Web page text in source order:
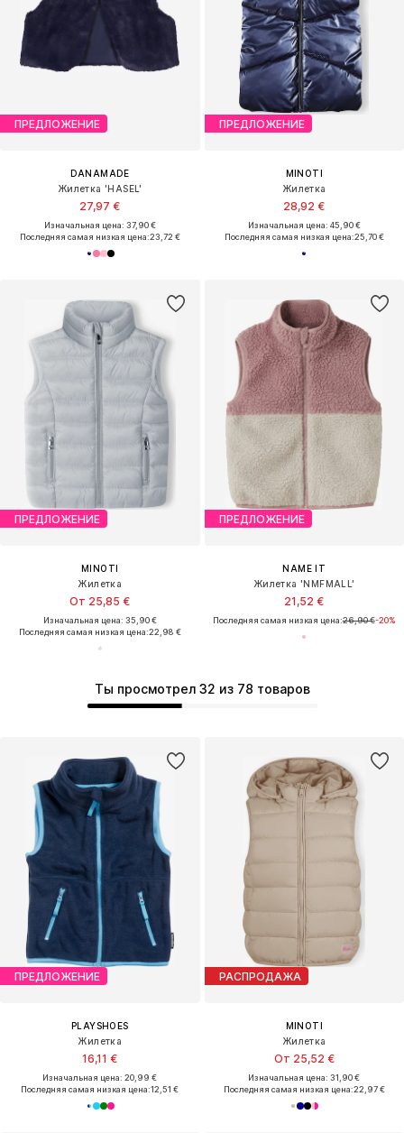
ПРЕДЛОЖЕНИЕ
DANAMADE
Жилетка 'HASEL'
27,97 €
Изначальная цена: 37,90 €
Последняя самая низкая цена:23,72 €
ПРЕДЛОЖЕНИЕ
MINOTI
Жилетка
28,92 €
Изначальная цена: 45,90 €
Последняя самая низкая цена:25,70 €
ПРЕДЛОЖЕНИЕ
MINOTI
Жилетка
От 25,85 €
Изначальная цена: 35,90 €
Последняя самая низкая цена:22,98 €
ПРЕДЛОЖЕНИЕ
NAME IT
Жилетка 'NMFMALL'
21,52 €
Последняя самая низкая цена:26,90 €-20%
ПРЕДЛОЖЕНИЕ
PLAYSHOES
Жилетка
16,11 €
Изначальная цена: 20,99 €
Последняя самая низкая цена:12,51 €
Ты просмотрел 32 из 78 товаров
РАСПРОДАЖА
MINOTI
Жилетка
От 25,52 €
Изначальная цена: 31,90 €
Последняя самая низкая цена:22,97 €